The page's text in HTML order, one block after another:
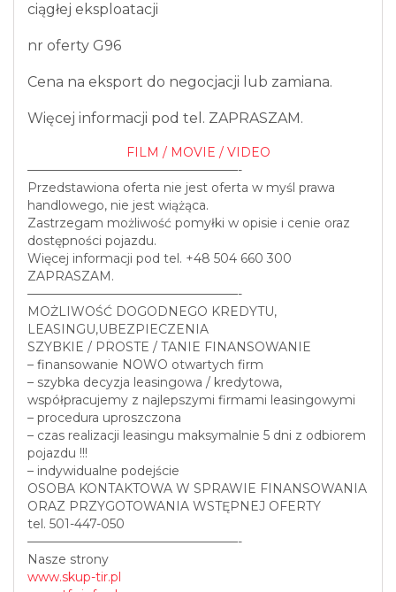
ciągłej eksploatacji
nr oferty G96
Cena na eksport do negocjacji lub zamiana.
Więcej informacji pod tel. ZAPRASZAM.
FILM / MOVIE / VIDEO
—————————————————-
Przedstawiona oferta nie jest oferta w myśl prawa
handlowego, nie jest wiążąca.
Zastrzegam możliwość pomyłki w opisie i cenie oraz
dostępności pojazdu.
Więcej informacji pod tel. +48 504 660 300
ZAPRASZAM.
—————————————————-
MOŻLIWOŚĆ DOGODNEGO KREDYTU,
LEASINGU,UBEZPIECZENIA
SZYBKIE / PROSTE / TANIE FINANSOWANIE
– finansowanie NOWO otwartych firm
– szybka decyzja leasingowa / kredytowa,
współpracujemy z najlepszymi firmami leasingowymi
– procedura uproszczona
– czas realizacji leasingu maksymalnie 5 dni z odbiorem
pojazdu !!!
– indywidualne podejście
OSOBA KONTAKTOWA W SPRAWIE FINANSOWANIA
ORAZ PRZYGOTOWANIA WSTĘPNEJ OFERTY
tel. 501-447-050
—————————————————-
Nasze strony
www.skup-tir.pl